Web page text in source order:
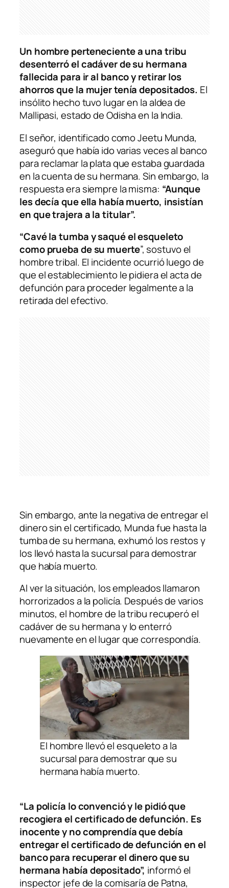
Un hombre perteneciente a una tribu
desenterró el cadáver de su hermana
fallecida para ir al banco y retirar los
ahorros que la mujer tenía depositados. El
insólito hecho tuvo lugar en la aldea de
Mallipasi, estado de Odisha en la India.
El señor, identificado como Jeetu Munda,
aseguró que había ido varias veces al banco
para reclamar la plata que estaba guardada
en la cuenta de su hermana. Sin embargo, la
respuesta era siempre la misma: “Aunque
les decía que ella había muerto, insistían
en que trajera a la titular”.
“Cavé la tumba y saqué el esqueleto
como prueba de su muerte”, sostuvo el
hombre tribal. El incidente ocurrió luego de
que el establecimiento le pidiera el acta de
defunción para proceder legalmente a la
retirada del efectivo.
Sin embargo, ante la negativa de entregar el
dinero sin el certificado, Munda fue hasta la
tumba de su hermana, exhumó los restos y
los llevó hasta la sucursal para demostrar
que había muerto.
Al ver la situación, los empleados llamaron
horrorizados a la policía. Después de varios
minutos, el hombre de la tribu recuperó el
cadáver de su hermana y lo enterró
nuevamente en el lugar que correspondía.
El hombre llevó el esqueleto a la
sucursal para demostrar que su
hermana había muerto.
“La policía lo convenció y le pidió que
recogiera el certificado de defunción. Es
inocente y no comprendía que debía
entregar el certificado de defunción en el
banco para recuperar el dinero que su
hermana había depositado”, informó el
inspector jefe de la comisaría de Patna,